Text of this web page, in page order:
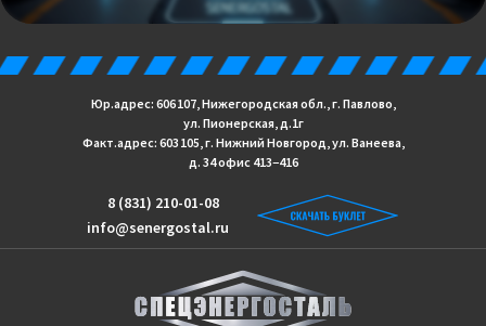
info@senergostal.ru
8 (831) 210-01-08
Юр.адрес: 606 107, Нижегородская обл., г. Павлово,
ул. Пионерская, д.1г
Факт.адрес: 603 105, г. Нижний Новгород, ул. Ванеева,
д. 34 офис 413−416